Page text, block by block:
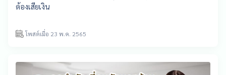
ต้องเสียเงิน
โพสต์เมื่อ 23 พ.ค. 2565